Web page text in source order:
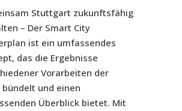
Stuttgart zukunftsfähig
– Der Smart City
ist ein umfassendes
das die Ergebnisse
Vorarbeiten der
bündelt und einen
Überblick bietet. Mit